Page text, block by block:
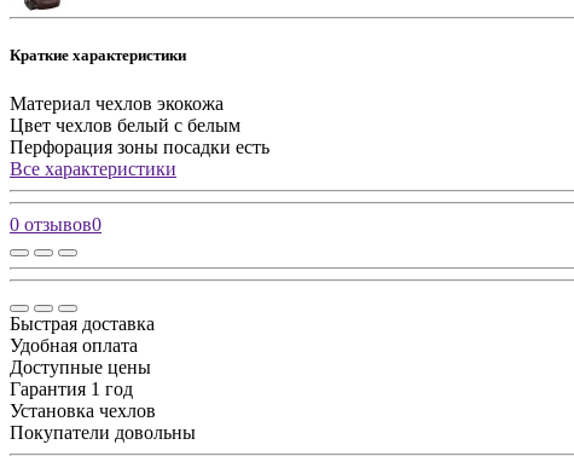
Краткие характеристики
Материал чехлов экокожа
Цвет чехлов белый с белым
Перфорация зоны посадки есть
Все характеристики
0 отзывов0
Быстрая доставка
Удобная оплата
Доступные цены
Гарантия 1 год
Установка чехлов
Покупатели довольны